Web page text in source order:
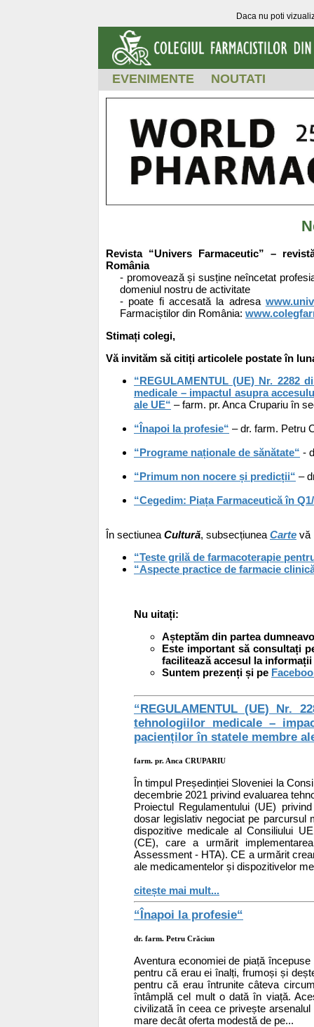
Daca nu poti
EVENIMENTE NOUTATI
Revista “Univers Farmaceutic” –
România
- promovează și susține neîncetat
domeniul nostru de activitate
- poate fi accesată la adresa
Farmaciștilor din România:
Stimați colegi,
Vă invităm să citiți articolele postate în
“REGULAMENTUL (UE) Nr. 2282
medicale – impactul asupra
ale UE“ – farm. pr. Anca Crupariu în
“Înapoi la profesie“ – dr. farm. Petru
“Programe naționale de sănătate“ -
“Primum non nocere și predicții“ –
“Cegedim: Piața Farmaceutică în
În sectiunea Cultură, subsecțiunea Carte vă
“Teste grilă de farmacoterapie
“Aspecte practice de farmacie
Nu uitați:
Așteptăm din partea
Este important să consultați
facilitează accesul la
Suntem prezenți și pe
“REGULAMENTUL (UE) Nr.
tehnologiilor medicale –
pacienților în statele membre
farm. pr. Anca CRUPARIU
În timpul Președinției Sloveniei la
decembrie 2021 privind evaluarea
Proiectul Regulamentului (UE)
dosar legislativ negociat pe parcursul
dispozitive medicale al Consiliului
(CE), care a urmărit
Assessment - HTA). CE a urmărit
ale medicamentelor și dispozitivelor
citește mai mult...
“Înapoi la profesie“
dr. farm. Petru Crăciun
Aventura economiei de piață
pentru că erau ei înalți, frumoși și
pentru că erau întrunite câteva
întâmplă cel mult o dată în viață.
civilizată în ceea ce privește
mare decât oferta modestă de pe...